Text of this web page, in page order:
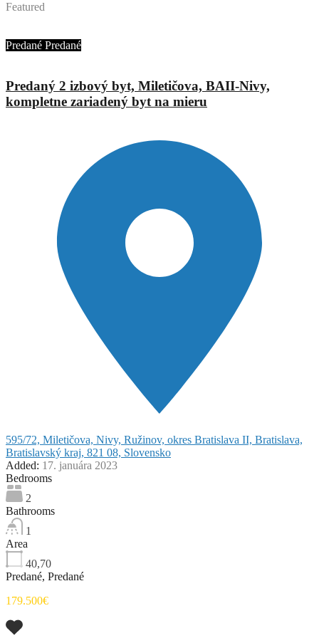
Featured
Predané Predané
Predaný 2 izbový byt, Miletičova, BAII-Nivy,
kompletne zariadený byt na mieru
595/72, Miletičova, Nivy, Ružinov, okres Bratislava II, Bratislava,
Bratislavský kraj, 821 08, Slovensko
Added: 17. januára 2023
Bedrooms
2
Bathrooms
1
Area
40,70
Predané, Predané
179.500€